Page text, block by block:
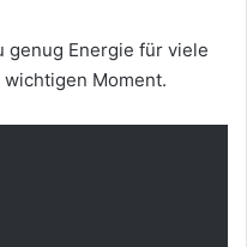
genug Energie für viele
Moment.